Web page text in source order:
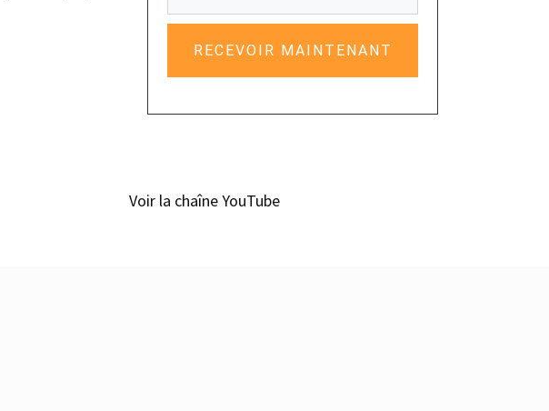
RECEVOIR MAINTENANT
Voir la chaîne YouTube